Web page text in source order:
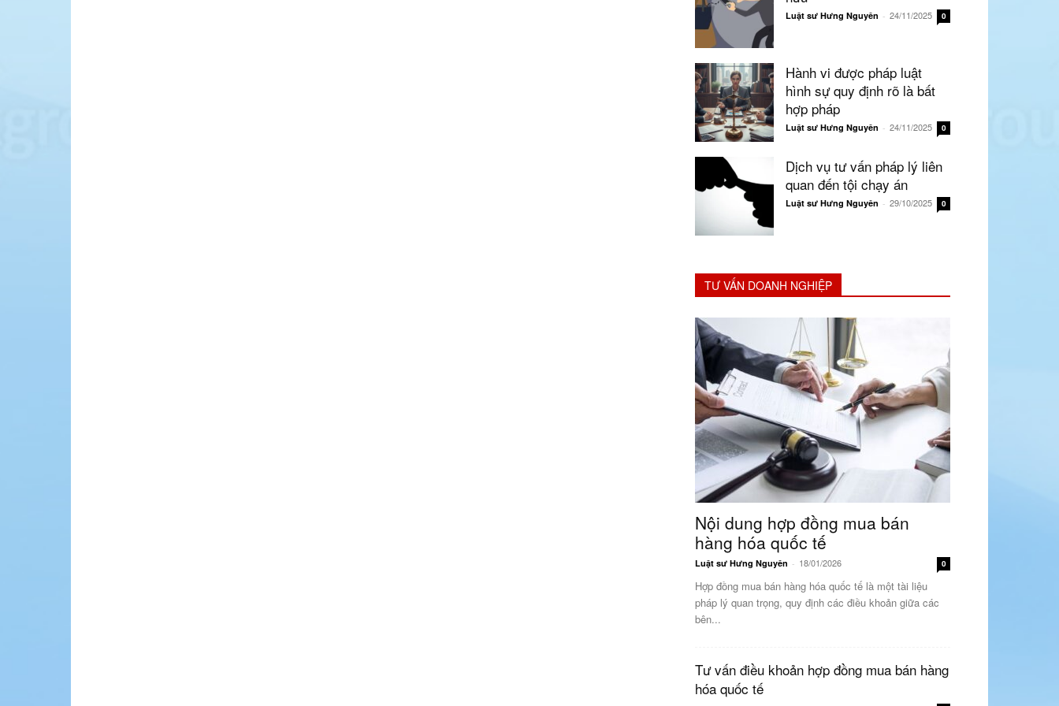
Luật sư Hưng Nguyên - 24/11/2025 0
Hành vi được pháp luật
hình sự quy định rõ là bất
hợp pháp
Luật sư Hưng Nguyên - 24/11/2025 0
Dịch vụ tư vấn pháp lý liên
quan đến tội chạy án
Luật sư Hưng Nguyên - 29/10/2025 0
TƯ VẤN DOANH NGHIỆP
Nội dung hợp đồng mua bán
hàng hóa quốc tế
Luật sư Hưng Nguyên - 18/01/2026 0
Hợp đồng mua bán hàng hóa quốc tế là một tài liệu
pháp lý quan trọng, quy định các điều khoản giữa các
bên...
Tư vấn điều khoản hợp đồng mua bán hàng
hóa quốc tế